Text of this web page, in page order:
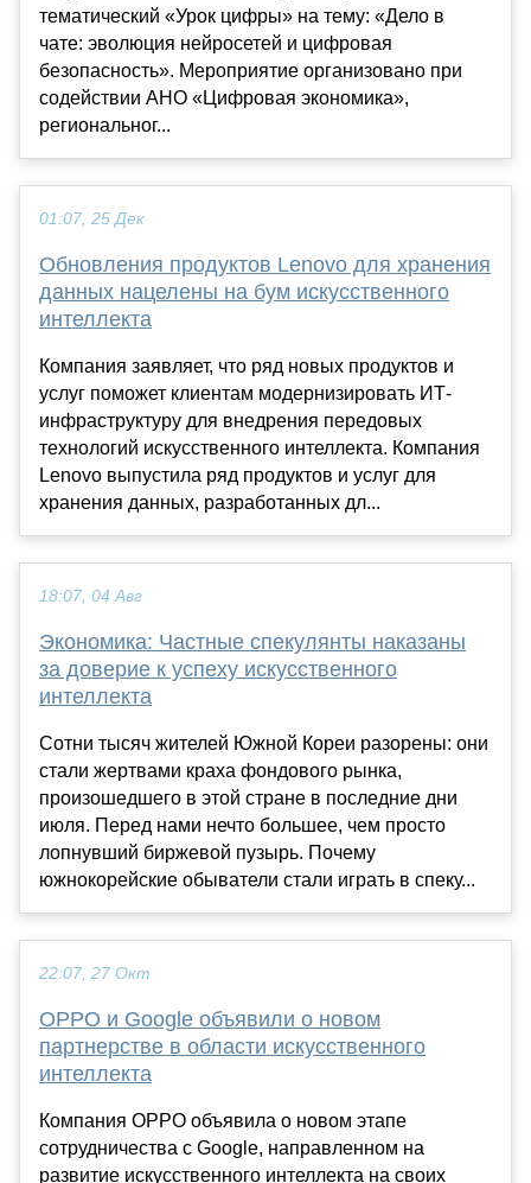
тематический «Урок цифры» на тему: «Дело в
чате: эволюция нейросетей и цифровая
безопасность». Мероприятие организовано при
содействии АНО «Цифровая экономика»,
региональног...
01:07, 25 Дек
Обновления продуктов Lenovo для хранения
данных нацелены на бум искусственного
интеллекта
Компания заявляет, что ряд новых продуктов и
услуг поможет клиентам модернизировать ИТ-
инфраструктуру для внедрения передовых
технологий искусственного интеллекта. Компания
Lenovo выпустила ряд продуктов и услуг для
хранения данных, разработанных дл...
18:07, 04 Авг
Экономика: Частные спекулянты наказаны
за доверие к успеху искусственного
интеллекта
Сотни тысяч жителей Южной Кореи разорены: они
стали жертвами краха фондового рынка,
произошедшего в этой стране в последние дни
июля. Перед нами нечто большее, чем просто
лопнувший биржевой пузырь. Почему
южнокорейские обыватели стали играть в спеку...
22:07, 27 Окт
OPPO и Google объявили о новом
партнерстве в области искусственного
интеллекта
Компания OPPO объявила о новом этапе
сотрудничества с Google, направленном на
развитие искусственного интеллекта на своих